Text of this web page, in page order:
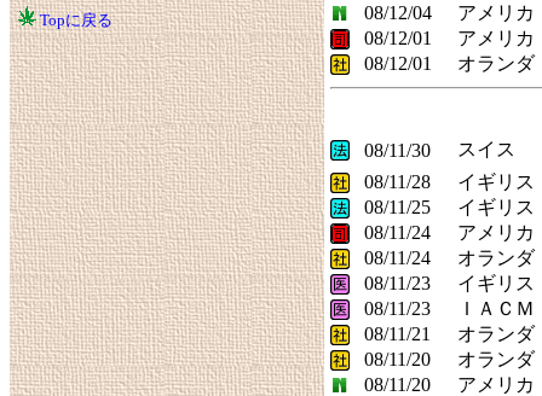
Topに戻る
08/12/04
アメリカ
08/12/01
アメリカ
08/12/01
オランダ
08/11/30
スイス
08/11/28
イギリス
08/11/25
イギリス
08/11/24
アメリカ
08/11/24
オランダ
08/11/23
イギリス
08/11/23
ＩＡＣＭ
08/11/21
オランダ
08/11/20
オランダ
08/11/20
アメリカ